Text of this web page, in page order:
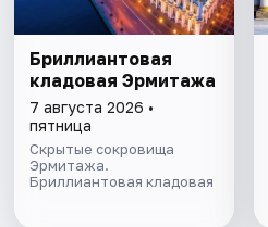
Бриллиантовая
кладовая Эрмитажа
7 августа 2026 •
пятница
Скрытые сокровища
Эрмитажа.
Бриллиантовая кладовая